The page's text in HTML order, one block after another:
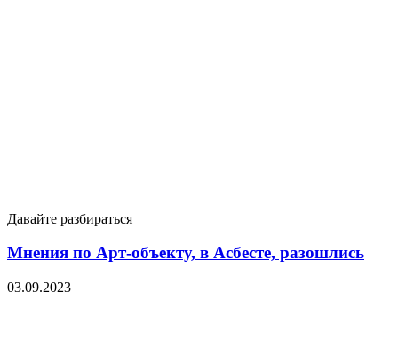
Давайте разбираться
Мнения по Арт-объекту, в Асбесте, разошлись
03.09.2023